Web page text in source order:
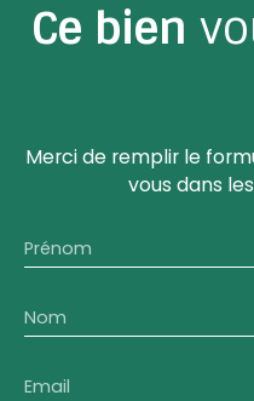
Ce bien
Merci de remplir le
vous dans
Prénom
Nom
Email